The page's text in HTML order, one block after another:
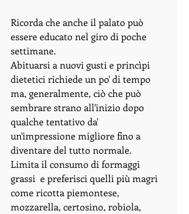
Ricorda che anche il palato può
essere educato nel giro di poche
settimane.
Abituarsi a nuovi gusti e princìpi
dietetici richiede un po' di tempo
ma, generalmente, ciò che può
sembrare strano all'inizio dopo
qualche tentativo da'
un'impressione migliore fino a
diventare del tutto normale.
Limita il consumo di formaggi
grassi  e preferisci quelli più magri
come ricotta piemontese,
mozzarella, certosino, robiola,